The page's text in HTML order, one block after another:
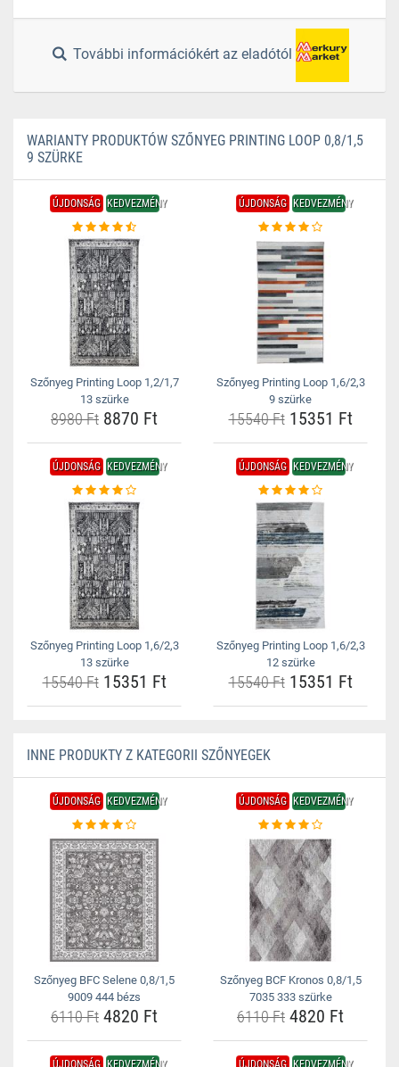
További információkért az eladótól
WARIANTY PRODUKTÓW SZŐNYEG PRINTING LOOP 0,8/1,5
9 SZÜRKE
ÚJDONSÁG KEDVEZMÉNY
Szőnyeg Printing Loop 1,2/1,7
13 szürke
8980 Ft 8870 Ft
ÚJDONSÁG KEDVEZMÉNY
Szőnyeg Printing Loop 1,6/2,3
9 szürke
15540 Ft15351 Ft
ÚJDONSÁG KEDVEZMÉNY
Szőnyeg Printing Loop 1,6/2,3
13 szürke
15540 Ft15351 Ft
ÚJDONSÁG KEDVEZMÉNY
Szőnyeg Printing Loop 1,6/2,3
12 szürke
15540 Ft15351 Ft
INNE PRODUKTY Z KATEGORII SZŐNYEGEK
ÚJDONSÁG KEDVEZMÉNY
Szőnyeg BFC Selene 0,8/1,5
9009 444 bézs
6110 Ft 4820 Ft
ÚJDONSÁG KEDVEZMÉNY
Szőnyeg BCF Kronos 0,8/1,5
7035 333 szürke
6110 Ft 4820 Ft
ÚJDONSÁG KEDVEZMÉNY ÚJDONSÁG KEDVEZMÉNY